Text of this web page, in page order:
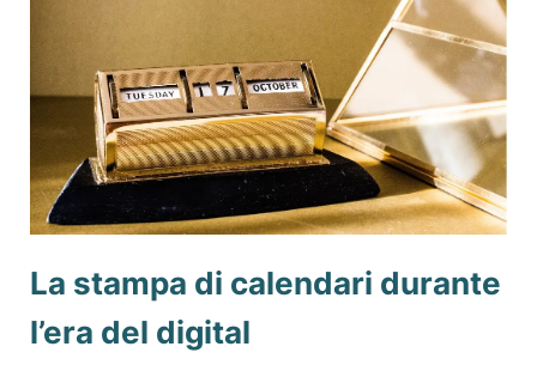
La stampa di calendari durante
l’era del digital